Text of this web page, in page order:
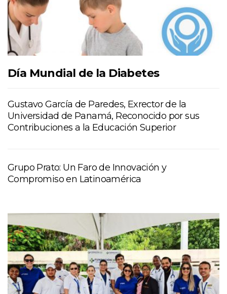
Día Mundial de la Diabetes
Gustavo García de Paredes, Exrector de la
Universidad de Panamá, Reconocido por sus
Contribuciones a la Educación Superior
Grupo Prato: Un Faro de Innovación y
Compromiso en Latinoamérica